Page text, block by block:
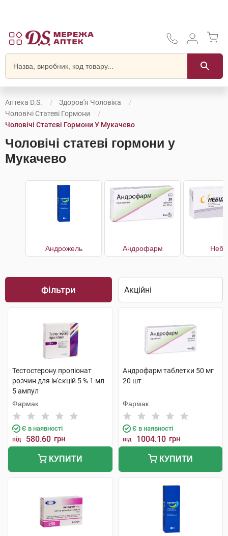
Аптека D.S.
Здоров'я Чоловіка
Чоловічі Статеві Гормони
Чоловічі Статеві Гормони У Мукачево
Чоловічі статеві гормони у
Мукачево
Андрожель Андрофарм
Фільтри
Тестостерону пропіонат
розчин для ін'єкцій 5 % 1 мл
5 ампул
Фармак
Є в наявності
від 580.60 грн
КУПИТИ
Андрофарм таблетки 50 мг
20 шт
Фармак
Є в наявності
від 1004.10 грн
КУПИТИ